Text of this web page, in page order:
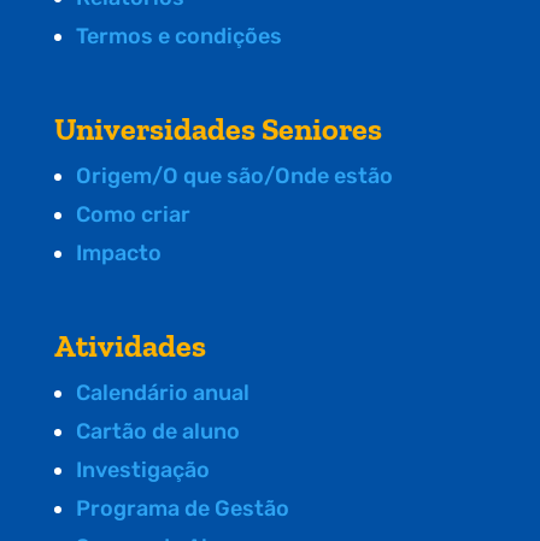
Termos e condições
Universidades Seniores
Origem/O que são/Onde estão
Como criar
Impacto
Atividades
Calendário anual
Cartão de aluno
Investigação
Programa de Gestão